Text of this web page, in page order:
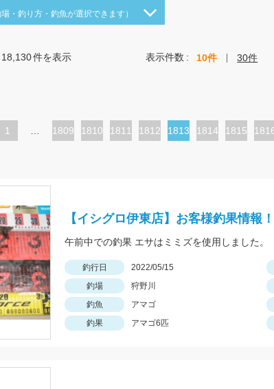
場・釣り方・釣魚が選択できます）
件を表示 表示件数 10件 30件
1
ペ
1809
ペ
1810
ペ
1811
ペ
1812
カ
ペ
1813
ペ
1814
ペ
1815
ペ
【イシグロ伊東店】お客様釣果情報
午前中での釣果 エサはミミズを使用しました。
釣行日 2022/05/15
釣場
狩野川
釣魚
アマゴ
釣果
アマゴ6匹